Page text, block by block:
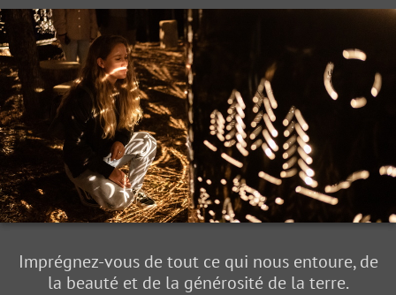
Imprégnez-vous de tout ce qui nous entoure, de
la beauté et de la générosité de la terre.